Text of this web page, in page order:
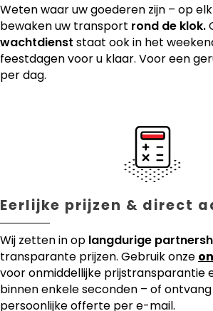
Weten waar uw goederen zijn – op
bewaken uw transport rond de klok.
wachtdienst staat ook in het
feestdagen voor u klaar. Voor een
per dag.
Eerlijke prijzen & direct
Wij zetten in op langdurige
transparante prijzen. Gebruik onze
voor onmiddellijke prijstransparantie
binnen enkele seconden – of
persoonlijke offerte per e-mail.